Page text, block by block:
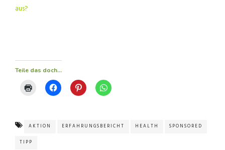
aus?
Teile das doch...
AKTION ERFAHRUNGSBERICHT HEALTH SPONSORED
TIPP